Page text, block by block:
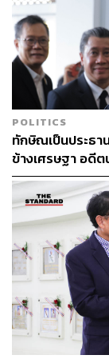
POLITICS
ทักษิณเป็นประธ
ข้างเศรษฐา อดี
สุวรรณ